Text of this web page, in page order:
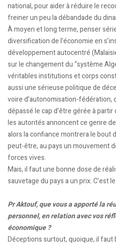
national, pour aider à réduire le
freiner un peu la débandade du
À moyen et long terme, penser
diversification de l’économie en
développement autocentré
sur le changement du “système
véritables institutions et corps
aussi une sérieuse politique de
voire d’autonomisation-fédération,
dépassé le cap d’être gérée à
les autorités annoncent ce genre
alors la confiance montrera le bout
peut-être, au pays un mouvement
forces vives.
Mais, il faut une bonne dose de
sauvetage du pays a un prix. C’est
Pr Aktouf, que vous a apporté la
personnel, en relation avec vos
économique ?
Déceptions surtout, quoique, il faut